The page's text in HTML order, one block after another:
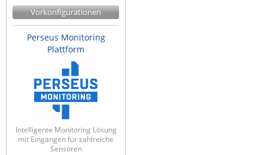
Vorkonfigurationen
Perseus Monitoring
Plattform
Intelligente Monitoring Lösung
mit Eingängen für zahlreiche
Sensoren